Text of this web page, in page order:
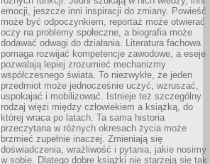
emocji, jeszcze inni inspiracji do zmiany. Powieść
może być odpoczynkiem, reportaż może otwierać
oczy na problemy społeczne, a biografia może
dodawać odwagi do działania. Literatura fachowa
pomaga rozwijać kompetencje zawodowe, a eseje
pozwalają lepiej zrozumieć mechanizmy
współczesnego świata. To niezwykłe, że jeden
przedmiot może jednocześnie uczyć, wzruszać,
uspokajać i mobilizować. Istnieje też szczególny
rodzaj więzi między człowiekiem a książką, do
której wraca po latach. Ta sama historia
przeczytana w różnych okresach życia może
brzmieć zupełnie inaczej. Zmieniają się
doświadczenia, wrażliwość i pytania, jakie nosimy
w sobie. Dlatego dobre książki nie starzeją się tak